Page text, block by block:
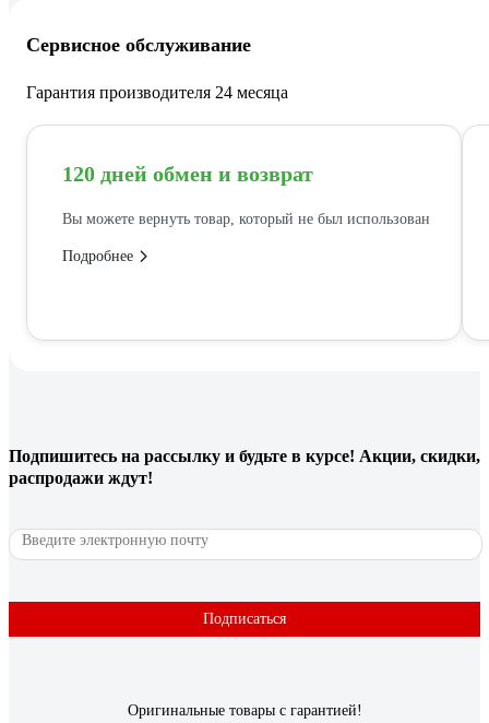
Сервисное обслуживание
Гарантия производителя 24 месяца
120 дней обмен и возврат
Вы можете вернуть товар, который не был использован
Подробнее
Подпишитесь на рассылку и будьте в курсе! Акции, скидки,
распродажи ждут!
Подписаться
Оригинальные товары с гарантией!